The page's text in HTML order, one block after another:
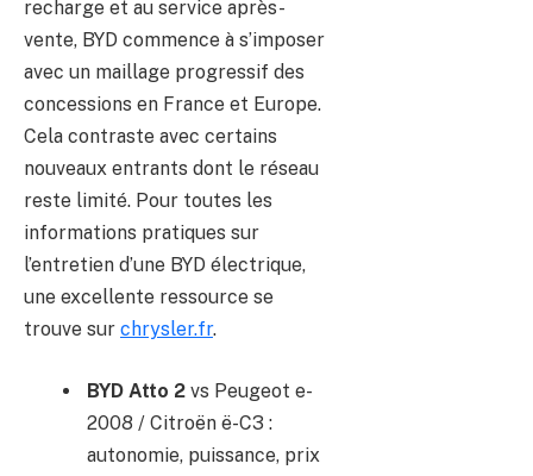
recharge et au service après-
vente, BYD commence à s’imposer
avec un maillage progressif des
concessions en France et Europe.
Cela contraste avec certains
nouveaux entrants dont le réseau
reste limité. Pour toutes les
informations pratiques sur
l’entretien d’une BYD électrique,
une excellente ressource se
trouve sur chrysler.fr.
BYD Atto 2 vs Peugeot e-
2008 / Citroën ë-C3 :
autonomie, puissance, prix